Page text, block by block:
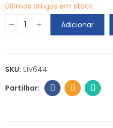
Últimos artigos em stock
Adicionar
SKU: EIV644